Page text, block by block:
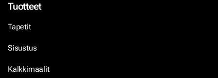
Tuotteet
Tapetit
Sisustus
Kalkkimaalit